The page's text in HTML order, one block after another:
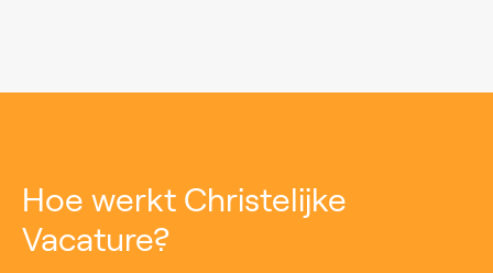
Hoe werkt Christelijke
Vacature?